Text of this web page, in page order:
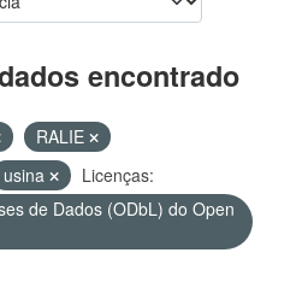
encontrado
RALIE
usina
Licenças:
de Dados (ODbL) do Open